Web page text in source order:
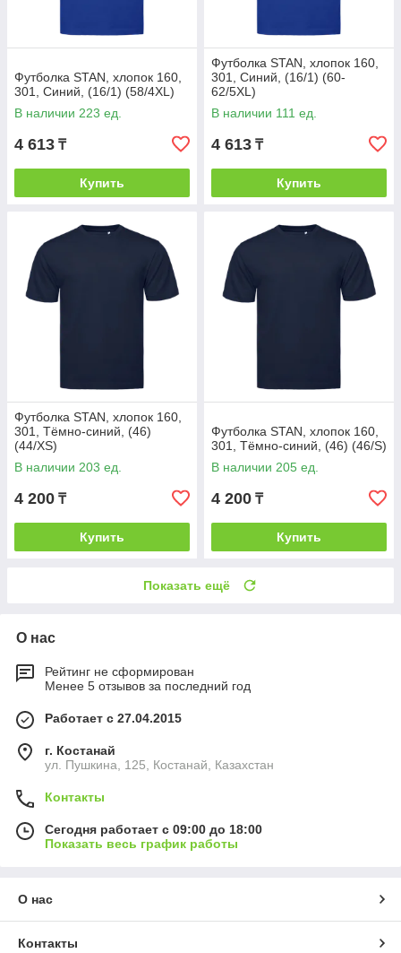
Футболка STAN, хлопок 160,
301, Синий, (16/1) (58/4XL)
В наличии 223 ед.
4 613 ₸
Купить
Футболка STAN, хлопок 160,
301, Синий, (16/1) (60-
62/5XL)
В наличии 111 ед.
4 613 ₸
Купить
Футболка STAN, хлопок 160,
301, Тёмно-синий, (46)
(44/XS)
В наличии 203 ед.
4 200 ₸
Купить
Футболка STAN, хлопок 160,
301, Тёмно-синий, (46) (46/S)
В наличии 205 ед.
4 200 ₸
Купить
Показать ещё
О нас
Рейтинг не сформирован
Менее 5 отзывов за последний год
Работает с 27.04.2015
г. Костанай
ул. Пушкина, 125, Костанай, Казахстан
Контакты
Сегодня работает с 09:00 до 18:00
Показать весь график работы
О нас
Контакты